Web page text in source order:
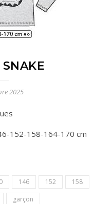
2025
152-158-164-170 cm
146 152
158
garçon